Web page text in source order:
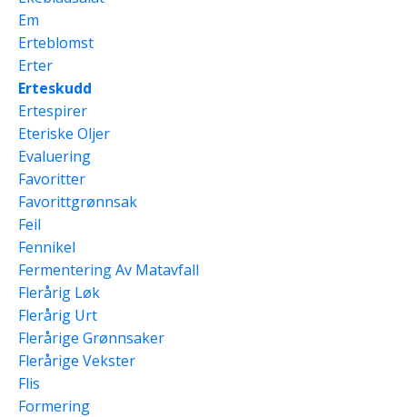
Em
Erteblomst
Erter
Erteskudd
Ertespirer
Eteriske Oljer
Evaluering
Favoritter
Favorittgrønnsak
Feil
Fennikel
Fermentering Av Matavfall
Flerårig Løk
Flerårig Urt
Flerårige Grønnsaker
Flerårige Vekster
Flis
Formering